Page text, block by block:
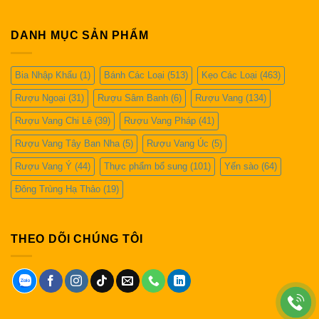
Yến huyết:Loại yến sào quý hiếm có màu đỏ, chứa
hàm lượng dinh dưỡng cao.
Cách sử dụng yến sào hiệu quả
Yến sào có thể chế biến thành nhiều món ăn ngon và bổ
dưỡng như chưng đường phèn, cháo yến sào, súp yến
sào,... Nên sử dụng yến sào vào buổi sáng sớm hoặc buổi
tối trước khi đi ngủ để cơ thể hấp thu tốt nhất.
Sử dụng liều lượng phù hợp, không nên lạm dụng.
Trẻ em dưới 1 tuổi, phụ nữ mang thai 3 tháng đầu,
người bị dị ứng với protein nên tham khảo ý kiến bác sĩ
trước khi sử dụng.
DANH MỤC SẢN PHẨM
Bia Nhập Khẩu (1) Bánh Các Loại (513) Kẹo Các Loại (463)
Rượu Ngoại (31) Rượu Sâm Banh (6) Rượu Vang (134)
Rượu Vang Chi Lê (39) Rượu Vang Pháp (41)
Rượu Vang Tây Ban Nha (5) Rượu Vang Úc (5)
Rượu Vang Ý (44) Thực phẩm bổ sung (101) Yến sào (64)
Đông Trùng Hạ Thảo (19)
THEO DÕI CHÚNG TÔI